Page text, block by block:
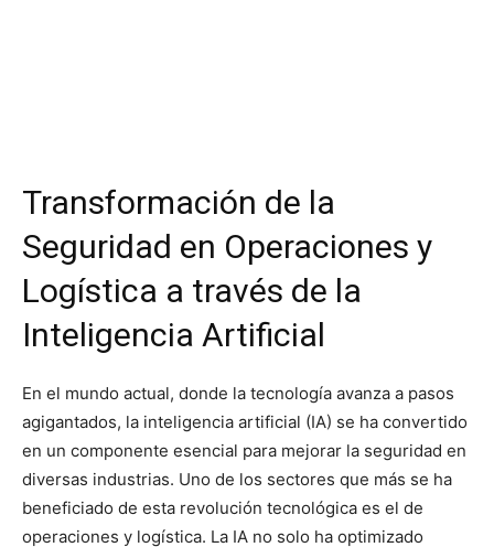
Transformación de la
Seguridad en Operaciones y
Logística a través de la
Inteligencia Artificial
En el mundo actual, donde la tecnología avanza a pasos
agigantados, la inteligencia artificial (IA) se ha convertido
en un componente esencial para mejorar la seguridad en
diversas industrias. Uno de los sectores que más se ha
beneficiado de esta revolución tecnológica es el de
operaciones y logística. La IA no solo ha optimizado